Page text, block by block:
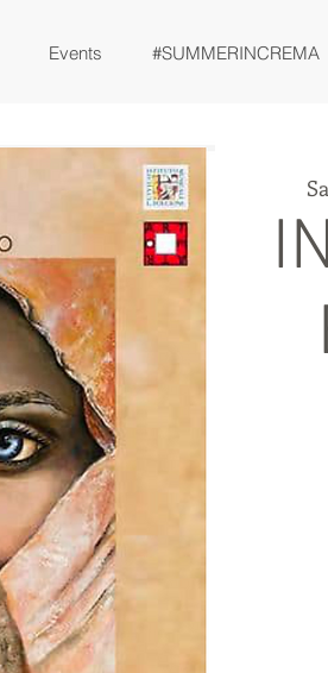
Events #SUMMERINCREMA